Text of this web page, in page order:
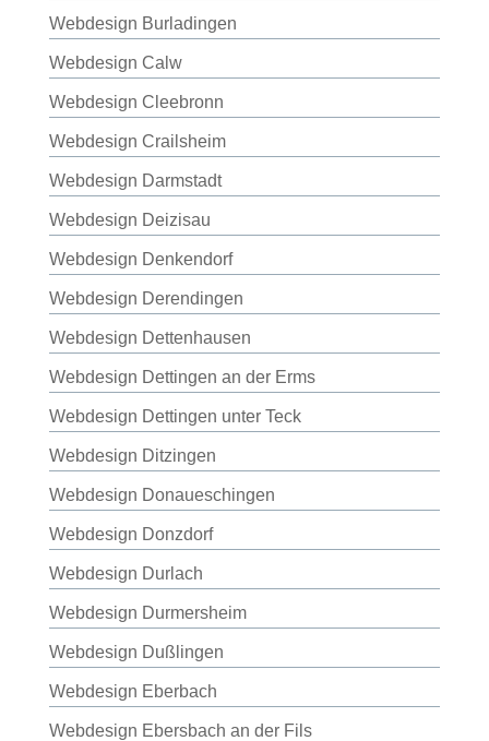
Webdesign Burladingen
Webdesign Calw
Webdesign Cleebronn
Webdesign Crailsheim
Webdesign Darmstadt
Webdesign Deizisau
Webdesign Denkendorf
Webdesign Derendingen
Webdesign Dettenhausen
Webdesign Dettingen an der Erms
Webdesign Dettingen unter Teck
Webdesign Ditzingen
Webdesign Donaueschingen
Webdesign Donzdorf
Webdesign Durlach
Webdesign Durmersheim
Webdesign Dußlingen
Webdesign Eberbach
Webdesign Ebersbach an der Fils